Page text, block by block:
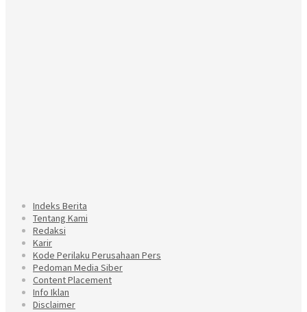
Indeks Berita
Tentang Kami
Redaksi
Karir
Kode Perilaku Perusahaan Pers
Pedoman Media Siber
Content Placement
Info Iklan
Disclaimer